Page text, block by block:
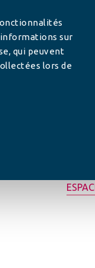
sur
qui peuvent
lors de